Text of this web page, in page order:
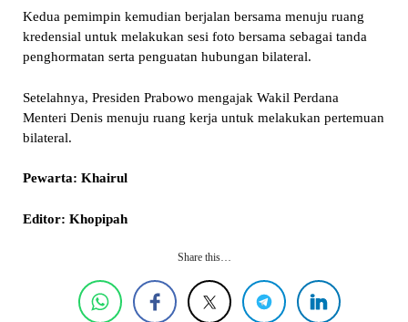
Kedua pemimpin kemudian berjalan bersama menuju ruang
kredensial untuk melakukan sesi foto bersama sebagai tanda
penghormatan serta penguatan hubungan bilateral.
Setelahnya, Presiden Prabowo mengajak Wakil Perdana
Menteri Denis menuju ruang kerja untuk melakukan pertemuan
bilateral.
Pewarta: Khairul
Editor: Khopipah
Share this…